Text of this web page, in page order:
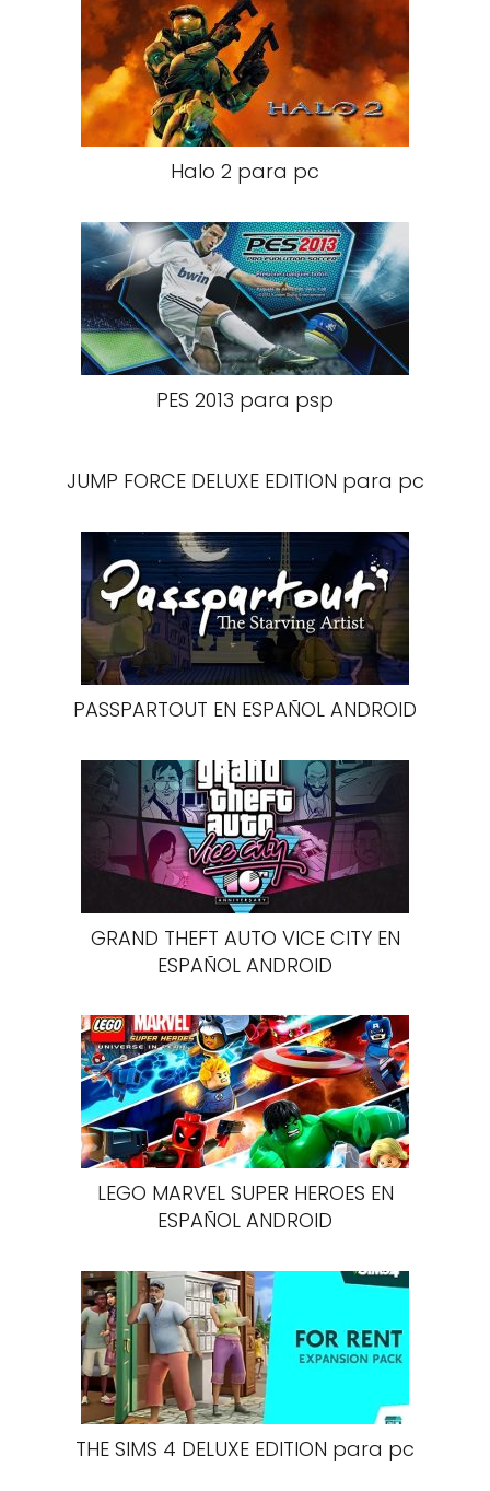
Halo 2 para pc
PES 2013 para psp
JUMP FORCE DELUXE EDITION para pc
PASSPARTOUT EN ESPAÑOL ANDROID
GRAND THEFT AUTO VICE CITY EN
ESPAÑOL ANDROID
LEGO MARVEL SUPER HEROES EN
ESPAÑOL ANDROID
THE SIMS 4 DELUXE EDITION para pc